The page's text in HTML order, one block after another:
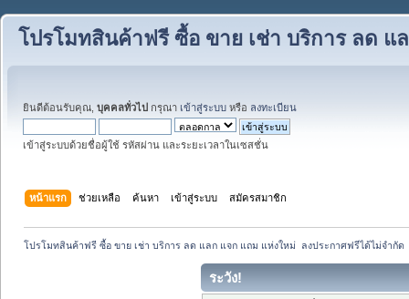
โปรโมทสินค้าฟรี ซื้อ ขาย เช่า บริการ ลด
ยินดีต้อนรับคุณ, บุคคลทั่วไป กรุณา เข้าสู่ระบบ หรือ ลงทะเบียน
เข้าสู่ระบบด้วยชื่อผู้ใช้ รหัสผ่าน และระยะเวลาในเซสชั่น
หน้าแรก ช่วยเหลือ ค้นหา เข้าสู่ระบบ สมัครสมาชิก
โปรโมทสินค้าฟรี ซื้อ ขาย เช่า บริการ ลด แลก แจก แถม แห่งใหม่  ลงประกาศฟรีได้ไม่จำกัด
ระวัง!